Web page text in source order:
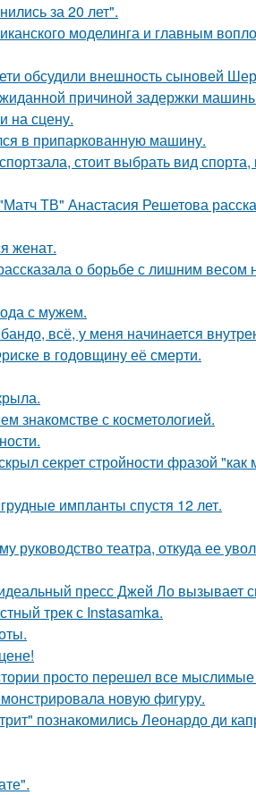
за 20 лет".
моделинга и главным
обсудили внешность сыновей
причиной задержки
на сцену.
в припаркованную машину.
стоит выбрать вид спорта,
ТВ" Анастасия Решетова
женат.
о борьбе с лишним весом
с мужем.
всё, у меня начинается
в годовщину её смерти.
знакомстве с косметологией.
секрет стройности фразой "как
импланты спустя 12 лет.
руководство театра, откуда ее
пресс Джей Ло вызывает
трек с Instasamka.
просто перешел все
новую фигуру.
познакомились Леонардо ди